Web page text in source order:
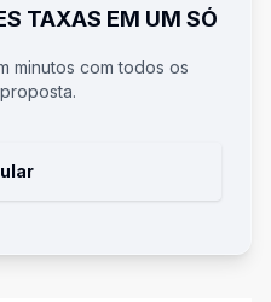
TAXAS EM UM SÓ
minutos com todos os